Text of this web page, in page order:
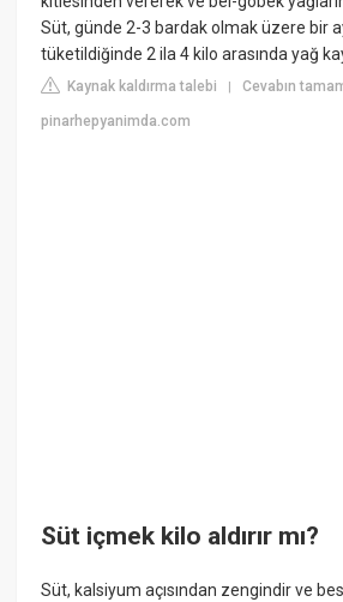
Süt, günde 2-3 bardak olmak üzere bir
tüketildiğinde 2 ila 4 kilo arasında yağ
Kaynak kaldırma talebi |Cevabın
pinarhepyanimda.com
Süt içmek kilo aldırır mı?
Süt, kalsiyum açısından zengindir ve